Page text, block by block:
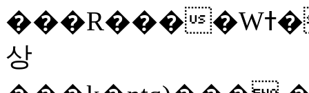
���R����Wߙ���o�O���ӯ��������?
상